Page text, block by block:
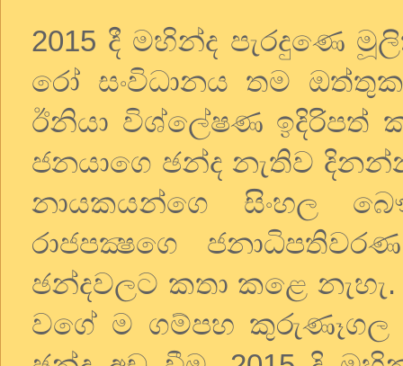
2015 දී මහින්ද පැරදුණෙ
රෝ සංවිධානය තම
ඊනියා විශ්ලේෂණ ඉදිරිපත්
ජනයාගෙ ඡන්ද නැතිව
නායකයන්ගෙ සිංහල
රාජපක්‍ෂගෙ
ඡන්දවලට කතා කළෙ
වගේ ම ගම්පහ කුරුණෑගල